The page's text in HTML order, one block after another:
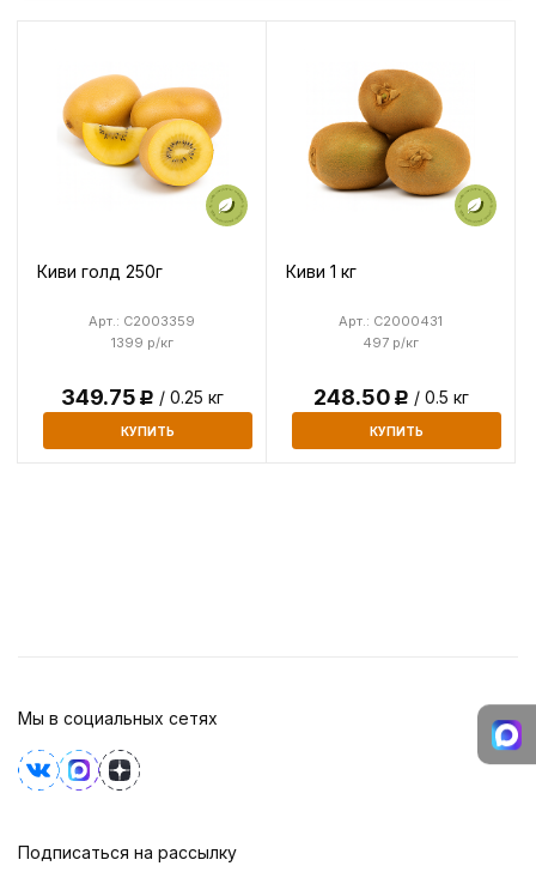
Киви голд 250г
1399 р/кг
Арт.: C2003359
349.75Р / 0.25 кг
КУПИТЬ
Киви 1 кг
497 р/кг
Арт.: C2000431
248.50Р / 0.5 кг
КУПИТЬ
Мы в социальных сетях
Подписаться на рассылку